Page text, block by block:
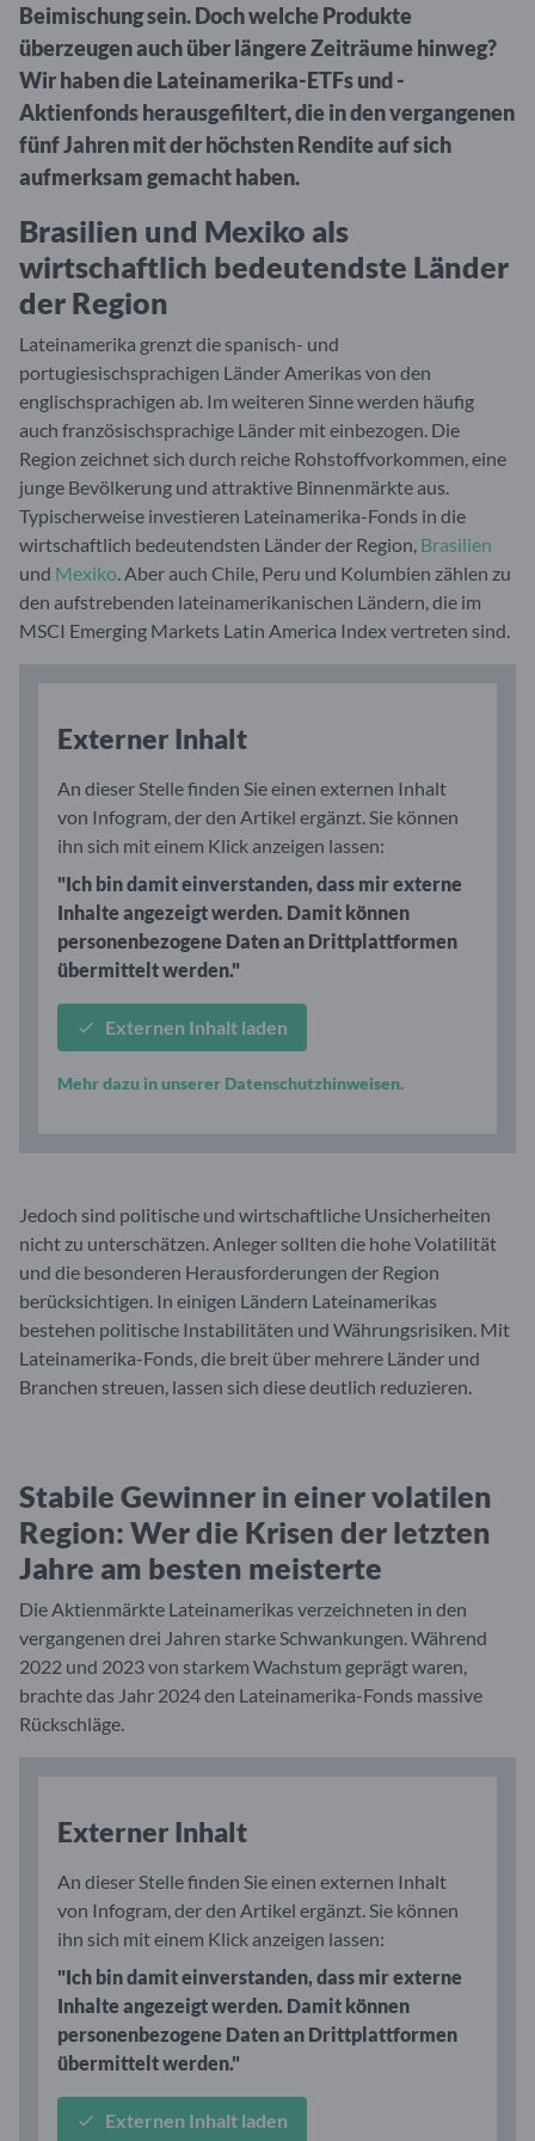
Beimischung sein. Doch welche Produkte
überzeugen auch über längere Zeiträume hinweg?
Wir haben die Lateinamerika-ETFs und -
Aktienfonds herausgefiltert, die in den vergangenen
fünf Jahren mit der höchsten Rendite auf sich
aufmerksam gemacht haben.
Brasilien und Mexiko als
wirtschaftlich bedeutendste Länder
der Region
Lateinamerika grenzt die spanisch- und
portugiesischsprachigen Länder Amerikas von den
englischsprachigen ab. Im weiteren Sinne werden häufig
auch französischsprachige Länder mit einbezogen. Die
Region zeichnet sich durch reiche Rohstoffvorkommen, eine
junge Bevölkerung und attraktive Binnenmärkte aus.
Typischerweise investieren Lateinamerika-Fonds in die
wirtschaftlich bedeutendsten Länder der Region, Brasilien
und Mexiko. Aber auch Chile, Peru und Kolumbien zählen zu
den aufstrebenden lateinamerikanischen Ländern, die im
MSCI Emerging Markets Latin America Index vertreten sind.
Externer Inhalt
An dieser Stelle finden Sie einen externen Inhalt
von Infogram, der den Artikel ergänzt. Sie können
ihn sich mit einem Klick anzeigen lassen:
"Ich bin damit einverstanden, dass mir externe
Inhalte angezeigt werden. Damit können
personenbezogene Daten an Drittplattformen
übermittelt werden."
Externen Inhalt laden
Mehr dazu in unserer Datenschutzhinweisen.
Jedoch sind politische und wirtschaftliche Unsicherheiten
nicht zu unterschätzen. Anleger sollten die hohe Volatilität
und die besonderen Herausforderungen der Region
berücksichtigen. In einigen Ländern Lateinamerikas
bestehen politische Instabilitäten und Währungsrisiken. Mit
Lateinamerika-Fonds, die breit über mehrere Länder und
Branchen streuen, lassen sich diese deutlich reduzieren.
Stabile Gewinner in einer volatilen
Region: Wer die Krisen der letzten
Jahre am besten meisterte
Die Aktienmärkte Lateinamerikas verzeichneten in den
vergangenen drei Jahren starke Schwankungen. Während
2022 und 2023 von starkem Wachstum geprägt waren,
brachte das Jahr 2024 den Lateinamerika-Fonds massive
Rückschläge.
Externer Inhalt
An dieser Stelle finden Sie einen externen Inhalt
von Infogram, der den Artikel ergänzt. Sie können
ihn sich mit einem Klick anzeigen lassen:
"Ich bin damit einverstanden, dass mir externe
Inhalte angezeigt werden. Damit können
personenbezogene Daten an Drittplattformen
übermittelt werden."
Externen Inhalt laden